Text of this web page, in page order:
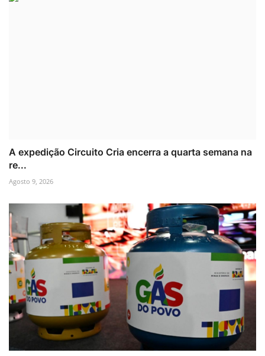
A expedição Circuito Cria encerra a quarta semana na
re...
Agosto 9, 2026